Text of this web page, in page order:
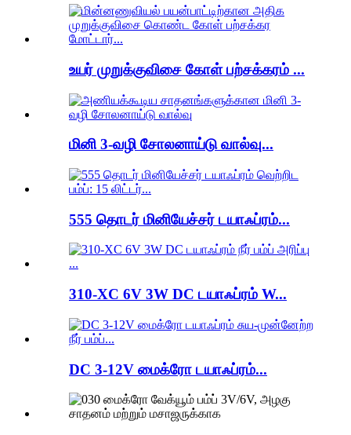
உயர் முறுக்குவிசை கோள் பற்சக்கரம் ...
மினி 3-வழி சோலனாய்டு வால்வு...
555 தொடர் மினியேச்சர் டயாஃப்ரம்...
310-XC 6V 3W DC டயாஃப்ரம் W...
DC 3-12V மைக்ரோ டயாஃப்ரம்...